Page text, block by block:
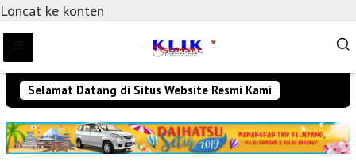
Loncat ke konten
Selamat Datang di Situs Website Resmi Kami